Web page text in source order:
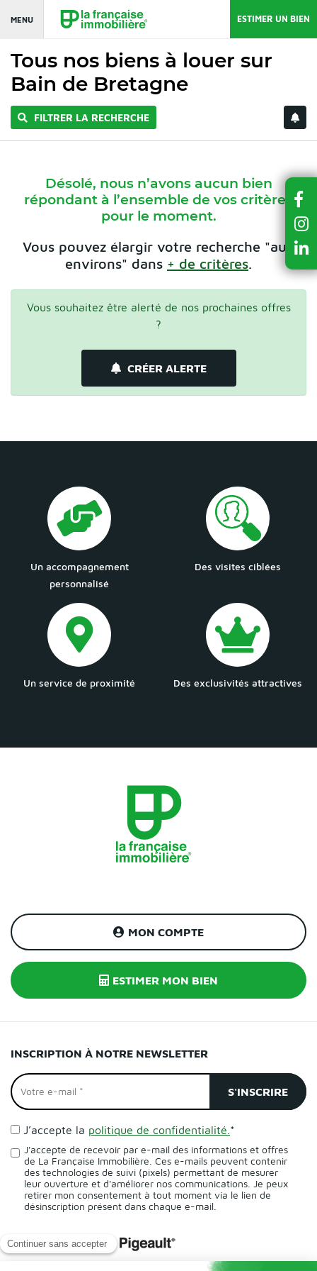
MENU ESTIMER UN BIEN
Tous nos biens à louer sur
Bain de Bretagne
FILTRER LA RECHERCHE
Désolé, nous n’avons aucun bien
répondant à l’ensemble de vos critères
pour le moment.
Vous pouvez élargir votre recherche "aux
environs" dans + de critères.
Vous souhaitez être alerté de nos prochaines offres
?
CRÉER ALERTE
Un accompagnement
personnalisé
Des visites ciblées
Un service de proximité Des exclusivités attractives
MON COMPTE
ESTIMER MON BIEN
INSCRIPTION À NOTRE NEWSLETTER
J’accepte la politique de confidentialité. *
J'accepte de recevoir par e-mail des informations et offres
de La Française Immobilière. Ces e-mails peuvent contenir
des technologies de suivi (pixels) permettant de mesurer
leur ouverture et d'améliorer nos communications. Je peux
retirer mon consentement à tout moment via le lien de
désinscription présent dans chaque e-mail.